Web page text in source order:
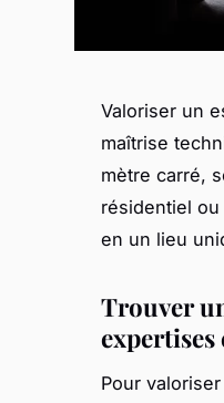
Valoriser un
maîtrise
mètre carré,
résidentiel
en un lieu
Trouver
Pour